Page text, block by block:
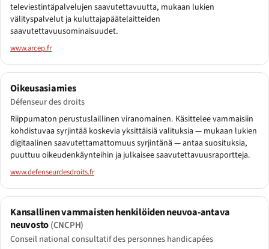
televiestintäpalvelujen saavutettavuutta, mukaan lukien
välityspalvelut ja kuluttajapäätelaitteiden
saavutettavuusominaisuudet.
www.arcep.fr
Oikeusasiamies
Défenseur des droits
Riippumaton perustuslaillinen viranomainen. Käsittelee vammaisiin
kohdistuvaa syrjintää koskevia yksittäisiä valituksia — mukaan lukien
digitaalinen saavutettamattomuus syrjintänä — antaa suosituksia,
puuttuu oikeudenkäynteihin ja julkaisee saavutettavuusraportteja.
www.defenseurdesdroits.fr
Kansallinen vammaisten henkilöiden neuvoa-antava
neuvosto(CNCPH)
Conseil national consultatif des personnes handicapées